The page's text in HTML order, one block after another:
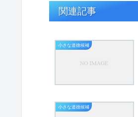
関連記事
小さな道徳候補
小さな道徳候補